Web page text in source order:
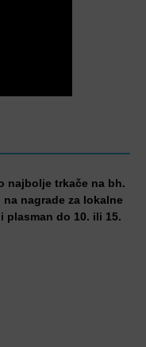
najbolje trkače na bh.
nagrade za lokalne
plasman do 10. ili 15.